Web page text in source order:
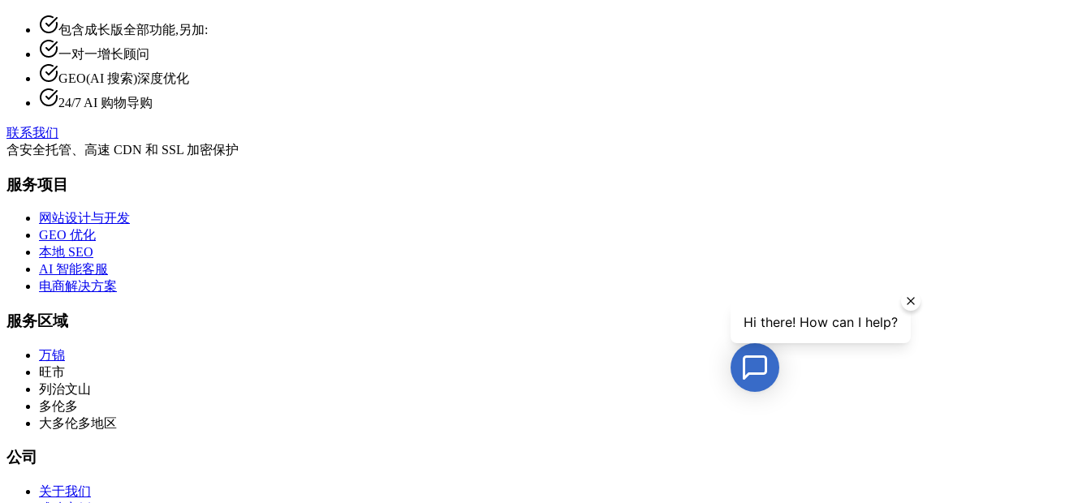
包含成长版全部功能,另加:
一对一增长顾问
GEO(AI 搜索)深度优化
24/7 AI 购物导购
联系我们
含安全托管、高速 CDN 和 SSL 加密保护
服务项目
网站设计与开发
GEO 优化
本地 SEO
AI 智能客服
电商解决方案
服务区域
万锦
旺市
列治文山
多伦多
大多伦多地区
公司
关于我们